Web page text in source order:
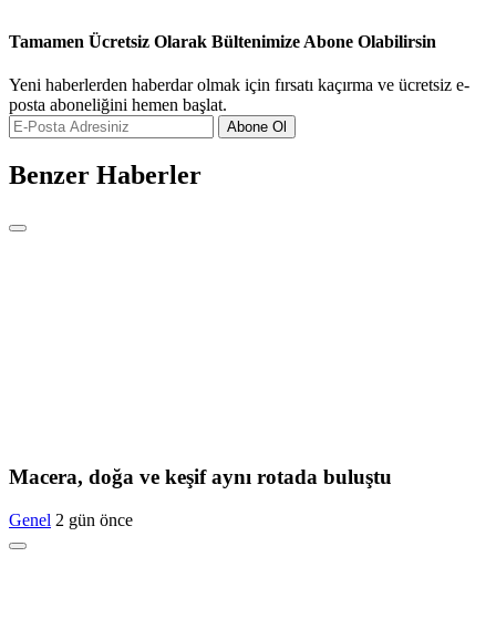
Tamamen Ücretsiz Olarak Bültenimize Abone Olabilirsin
Yeni haberlerden haberdar olmak için fırsatı kaçırma ve ücretsiz e-
posta aboneliğini hemen başlat.
Abone Ol
Benzer Haberler
Macera, doğa ve keşif aynı rotada buluştu
Genel 2 gün önce